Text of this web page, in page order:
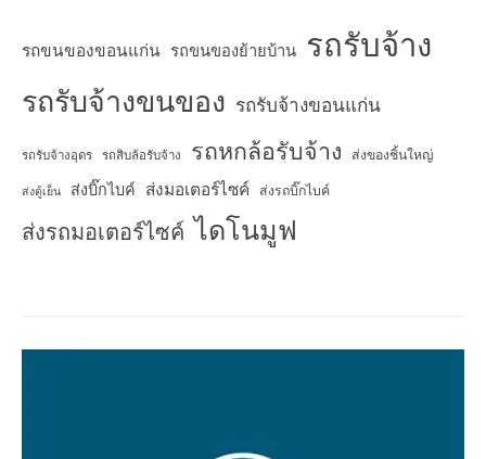
รถขนของขอนแก่น รถขนของย้ายบ้าน รถรับจ้าง
รถรับจ้างขนของ รถรับจ้างขอนแก่น
รถรับจ้างอุดร รถสิบล้อรับจ้าง รถหกล้อรับจ้าง ส่งของชิ้นใหญ่
ส่งตู้เย็น ส่งบิ๊กไบค์ ส่งมอเตอร์ไซค์ ส่งรถบิ๊กไบค์
ส่งรถมอเตอร์ไซค์ ไดโนมูฟ